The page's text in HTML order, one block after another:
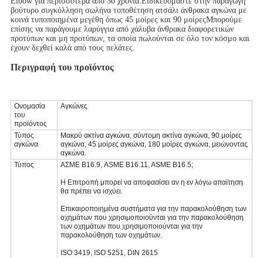
βούτυρο συγκόλληση σωλήνα τοποθέτηση ατσάλι άνθρακα αγκώνα με
κοινά τυποποιημένα μεγέθη όπως 45 μοίρες και 90 μοίρεςΜπορούμε
επίσης να παράγουμε λαρύγγια από χάλυβα άνθρακα διαφορετικών
προτύπων και μη προτύπων, τα οποία πωλούνται σε όλο τον κόσμο και
έχουν δεχθεί καλά από τους πελάτες.
Περιγραφή του προϊόντος
Ονομασία
του
προϊόντος
Αγκώνες
Τύπος
αγκώνα
Μακρύ ακτίνα αγκώνα, σύντομη ακτίνα αγκώνα, 90 μοίρες
αγκώνα, 45 μοίρες αγκώνα, 180 μοίρες αγκώνα, μειώνοντας
αγκώνα.
Τύπος
ΑΣΜΕ Β16.9, ASME B16.11, ASME B16.5;
Η Επιτροπή μπορεί να αποφασίσει αν η εν λόγω απαίτηση
θα πρέπει να ισχύει.
Επικαιροποιημένα συστήματα για την παρακολούθηση των
οχημάτων που χρησιμοποιούνται για την παρακολούθηση
των οχημάτων που χρησιμοποιούνται για την
παρακολούθηση των οχημάτων.
ISO 3419, ISO 5251, DIN 2615